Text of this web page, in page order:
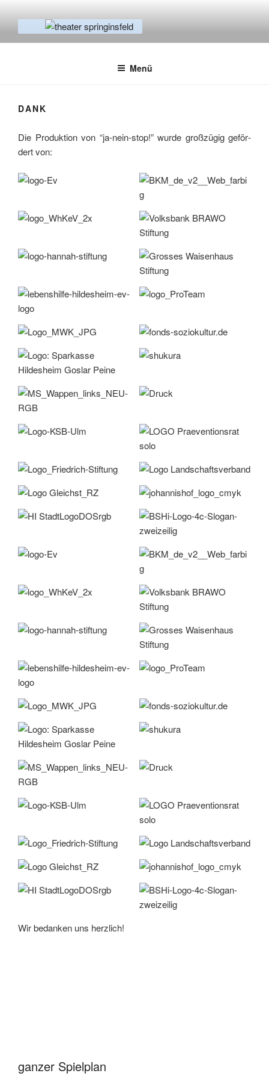
Inhalt
springenTHEATER SPRINGINSFELD
Empowerment & Prävention
Menü
DANK
Die Pro­duk­ti­on von “ja-nein-stop!” wur­de groß­zü­gig geför­
dert von:
Wir bedan­ken uns herzlich!
ganzer Spielplan